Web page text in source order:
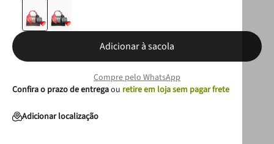
Adicionar à sacola
Compre pelo WhatsApp
Confira o prazo de entregaou retire em loja sem pagar frete
Adicionar localização